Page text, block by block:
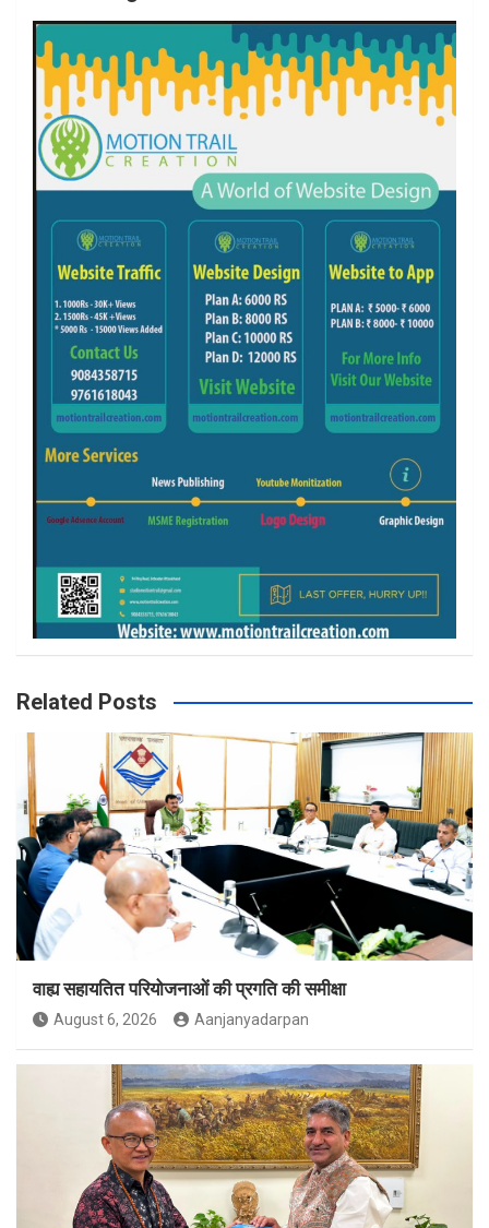
Related Posts
वाह्य सहायतित परियोजनाओं की प्रगति की समीक्षा
August 6, 2026 Aanjanyadarpan